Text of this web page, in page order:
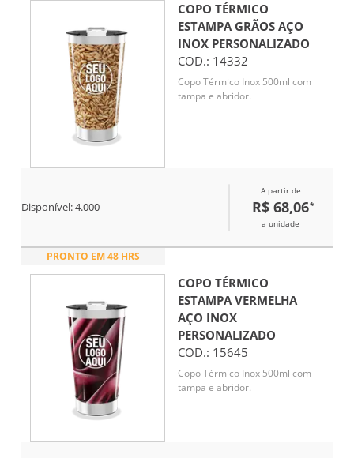
COPO TÉRMICO
ESTAMPA GRÃOS AÇO
INOX PERSONALIZADO
COD.: 14332
Copo Térmico Inox 500ml com
tampa e abridor.
Disponível:4.000
A partir de
R$ 68,06*
a unidade
PRONTO EM 48 HRS
COPO TÉRMICO
ESTAMPA VERMELHA
AÇO INOX
PERSONALIZADO
COD.: 15645
Copo Térmico Inox 500ml com
tampa e abridor.